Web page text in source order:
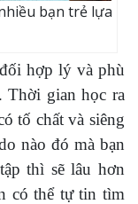
bạn trẻ lựa
hợp lý và phù
Thời gian học ra
tố chất và siêng
nào đó mà bạn
thì sẽ lâu hơn
có thể tự tin tìm